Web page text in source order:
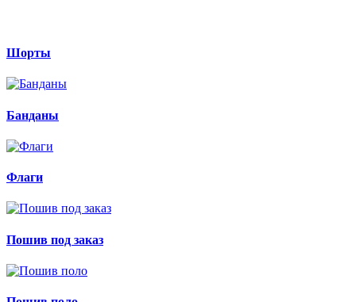
Шорты
Банданы
Флаги
Пошив под заказ